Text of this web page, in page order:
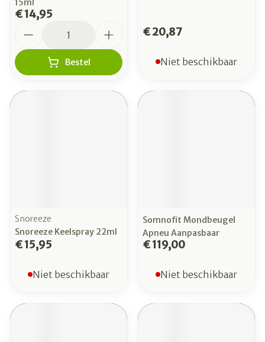
15ml
€ 14,95
Bestel
€ 20,87
Niet beschikbaar
Snoreeze
Snoreeze Keelspray 22ml
€ 15,95
Niet beschikbaar
Somnofit Mondbeugel
Apneu Aanpasbaar
€ 119,00
Niet beschikbaar